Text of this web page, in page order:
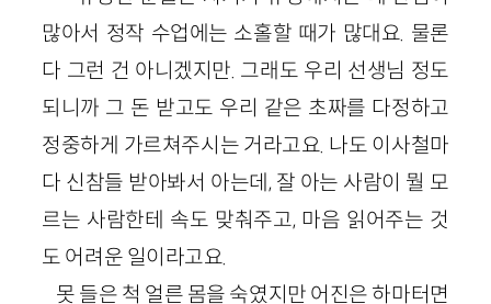
많아서 정작 수업에는 소홀할 때가 많대요. 물론
다 그런 건 아니겠지만. 그래도 우리 선생님 정도
되니까 그 돈 받고도 우리 같은 초짜를 다정하고
정중하게 가르쳐주시는 거라고요. 나도 이사철마
다 신참들 받아봐서 아는데, 잘 아는 사람이 뭘 모
르는 사람한테 속도 맞춰주고, 마음 읽어주는 것
도 어려운 일이라고요.
못 들은 척 얼른 몸을 숙였지만 어진은 하마터면